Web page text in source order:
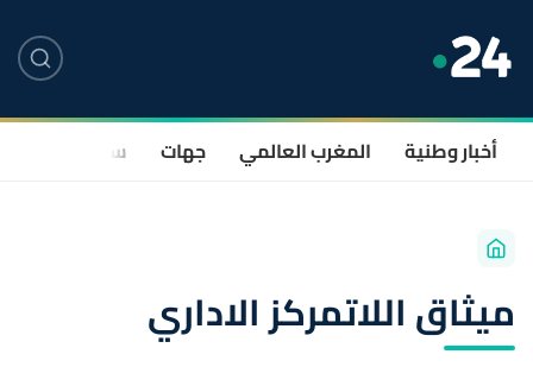
أخبار وطنية المغرب العالمي جهات سياسة
ميثاق اللاتمركز الاداري